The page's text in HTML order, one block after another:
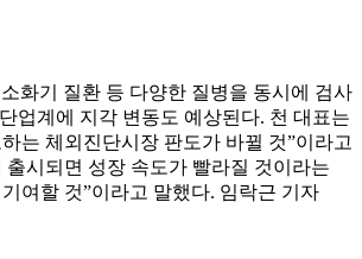
화기 질환 등 다양한 질병을 동시에 검사
업계에 지각 변동도 예상된다. 천 대표는
는 체외진단시장 판도가 바뀔 것”이라고
시되면 성장 속도가 빨라질 것이라는
여할 것”이라고 말했다. 임락근 기자